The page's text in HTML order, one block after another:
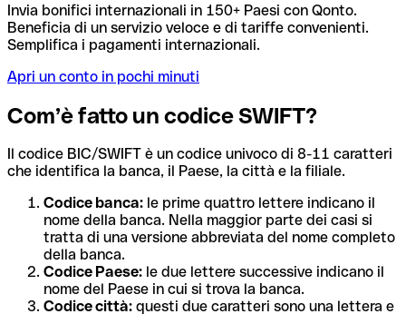
Invia bonifici internazionali in 150+ Paesi con Qonto.
Beneficia di un servizio veloce e di tariffe convenienti.
Semplifica i pagamenti internazionali.
Apri un conto in pochi minuti
Com’è fatto un codice SWIFT?
Il codice BIC/SWIFT è un codice univoco di 8-11 caratteri
che identifica la banca, il Paese, la città e la filiale.
Codice banca: le prime quattro lettere indicano il
nome della banca. Nella maggior parte dei casi si
tratta di una versione abbreviata del nome completo
della banca.
Codice Paese: le due lettere successive indicano il
nome del Paese in cui si trova la banca.
Codice città: questi due caratteri sono una lettera e